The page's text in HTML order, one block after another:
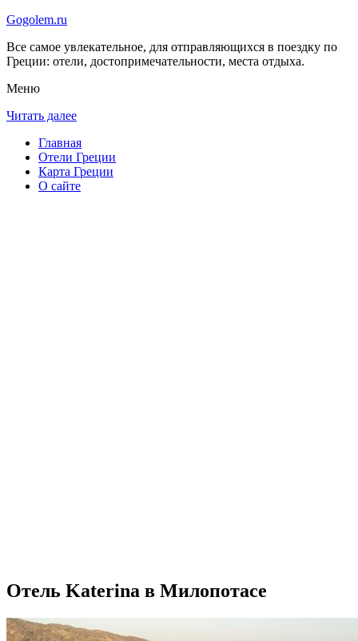
Gogolem.ru
Все самое увлекательное, для отправляющихся в поездку по
Греции: отели, достопримечательности, места отдыха.
Меню
Читать далее
Главная
Отели Греции
Карта Греции
О сайте
Отель Katerina в Милопотасе